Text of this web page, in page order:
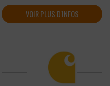
VOIR PLUS D'INFOS